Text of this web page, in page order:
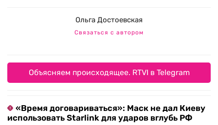
Ольга Достоевская
Связаться с автором
Объясняем происходящее. RTVI в Telegram
«Время договариваться»: Маск не дал Киеву
использовать Starlink для ударов вглубь РФ